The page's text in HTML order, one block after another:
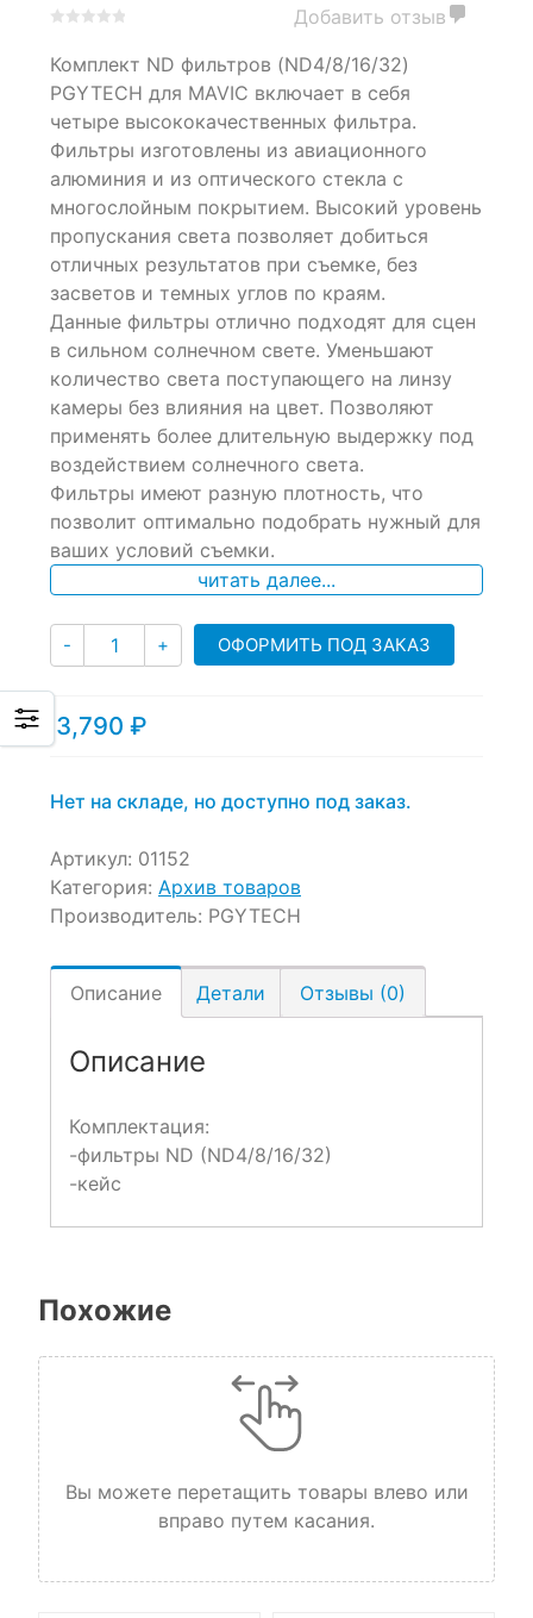
out
on
customer
ratings
Добавить отзыв
Комплект ND фильтров (ND4/8/16/32)
PGYTECH для MAVIC включает в себя
четыре высококачественных фильтра.
Фильтры изготовлены из авиационного
алюминия и из оптического стекла с
многослойным покрытием. Высокий уровень
пропускания света позволяет добиться
отличных результатов при съемке, без
засветов и темных углов по краям.
Данные фильтры отлично подходят для сцен
в сильном солнечном свете. Уменьшают
количество света поступающего на линзу
камеры без влияния на цвет. Позволяют
применять более длительную выдержку под
воздействием солнечного света.
Фильтры имеют разную плотность, что
позволит оптимально подобрать нужный для
ваших условий съемки.
читать далее...
- Количество
+ ОФОРМИТЬ ПОД ЗАКАЗ
3,790 ₽
Нет на складе, но доступно под заказ.
Артикул: 01152
Категория: Архив товаров
Производитель: PGYTECH
Описание Детали Отзывы (0)
Описание
Комплектация:
-фильтры ND (ND4/8/16/32)
-кейс
Похожие
Вы можете перетащить товары влево или
вправо путем касания.